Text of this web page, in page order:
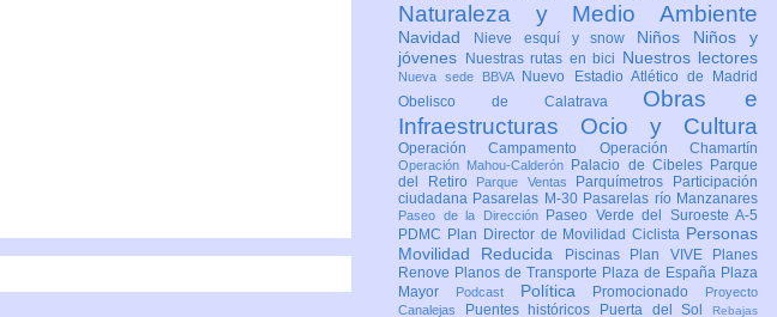
Naturaleza y Medio Ambiente
Navidad Nieve esquí y snow Niños Niños y
jóvenes
Nuestras rutas en bici Nuestros lectores
Nueva sede BBVA
Nuevo Estadio Atlético de Madrid
Obelisco de Calatrava Obras e
Infraestructuras Ocio y Cultura
Operación Campamento Operación Chamartín
Operación Mahou-Calderón Palacio de Cibeles Parque
del Retiro
Parque Ventas Parquímetros
Participación
ciudadana Pasarelas M-30 Pasarelas río Manzanares
Paseo de la Dirección
Paseo Verde del Suroeste A-5
PDMC Plan Director de Movilidad Ciclista Personas
Movilidad Reducida
Piscinas Plan VIVE
Planes
Renove Planos de Transporte Plaza de España Plaza
Mayor
Podcast Política Promocionado
Proyecto
Canalejas
Puentes históricos Puerta del Sol Rebajas